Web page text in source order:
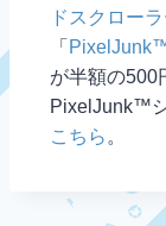
ドスクロー
「
が半額の500
PixelJunk™
こちら 。